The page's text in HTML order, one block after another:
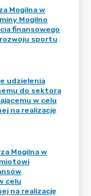
Mogilna w
Mogilno
finansowego
rozwoju sportu
udzielenia
do sektora
w celu
na realizację
Mogilna w
celu
na realizację